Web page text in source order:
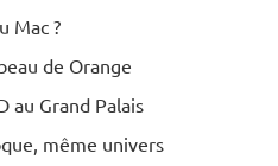
Mac ?
de Orange
au Grand Palais
même univers